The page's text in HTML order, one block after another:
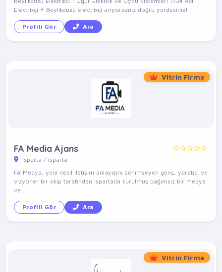
Elektrikçi ⚡ Beylikdüzü elektrikçi arıyorsanız doğru yerdesiniz!
Profili Gör Ara
Vitrin Firma
FA Media Ajans
Isparta / Isparta
FA Medya, yeni nesil iletişim anlayışını benimseyen genç, yaratıcı ve
vizyoner bir ekip tarafından Ispartada kurulmuş bağımsız bir medya
ve ...
Profili Gör Ara
Vitrin Firma